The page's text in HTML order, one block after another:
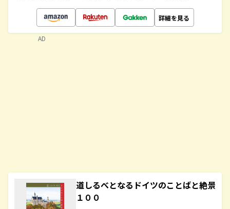
詳細を見る
道しるべとなるドイツのことばと絶景
１００
AD